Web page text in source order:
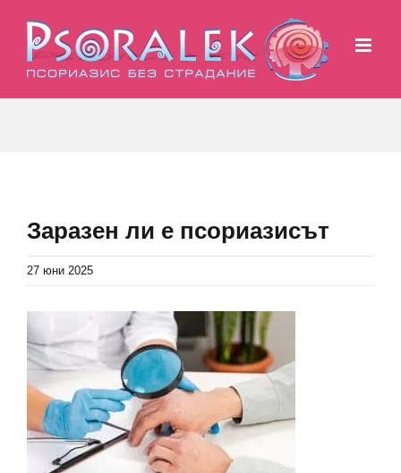
content
Заразен ли е псориазисът
27 юни 2025